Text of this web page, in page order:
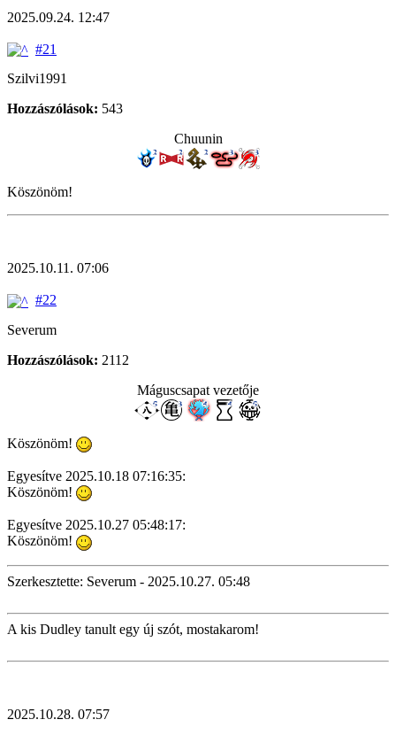
2025.09.24. 12:47
#21
Szilvi1991
Hozzászólások: 543
Chuunin
Köszönöm!
2025.10.11. 07:06
#22
Severum
Hozzászólások: 2112
Máguscsapat vezetője
Köszönöm!
Egyesítve 2025.10.18 07:16:35:
Köszönöm!
Egyesítve 2025.10.27 05:48:17:
Köszönöm!
Szerkesztette: Severum - 2025.10.27. 05:48
A kis Dudley tanult egy új szót, mostakarom!
2025.10.28. 07:57